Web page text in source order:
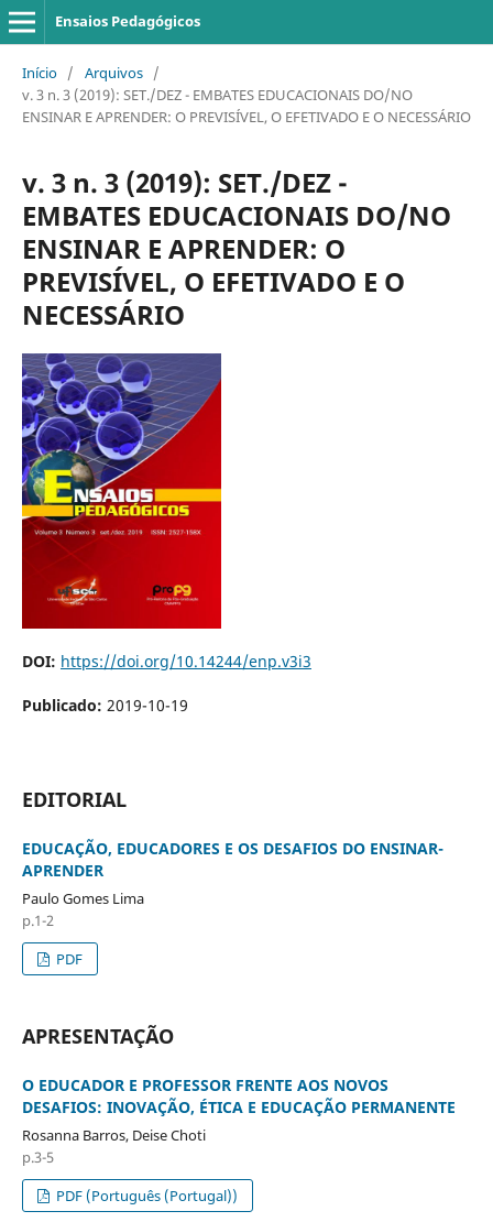
Ensaios Pedagógicos
Início / Arquivos /
v. 3 n. 3 (2019): SET./DEZ - EMBATES EDUCACIONAIS DO/NO
ENSINAR E APRENDER: O PREVISÍVEL, O EFETIVADO E O NECESSÁRIO
v. 3 n. 3 (2019): SET./DEZ -
EMBATES EDUCACIONAIS DO/NO
ENSINAR E APRENDER: O
PREVISÍVEL, O EFETIVADO E O
NECESSÁRIO
DOI: https://doi.org/10.14244/enp.v3i3
Publicado: 2019-10-19
EDITORIAL
EDUCAÇÃO, EDUCADORES E OS DESAFIOS DO ENSINAR-
APRENDER
Paulo Gomes Lima
p.1-2
PDF
APRESENTAÇÃO
O EDUCADOR E PROFESSOR FRENTE AOS NOVOS
DESAFIOS: INOVAÇÃO, ÉTICA E EDUCAÇÃO PERMANENTE
Rosanna Barros, Deise Choti
p.3-5
PDF (Português (Portugal))